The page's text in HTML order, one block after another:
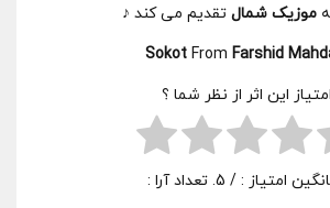
موزیک شمال تقدیم می کند ♪
Sokot From Farshid
امتیاز این اثر از نظر شما ؟
امتیاز : / 5. تعداد آرا :